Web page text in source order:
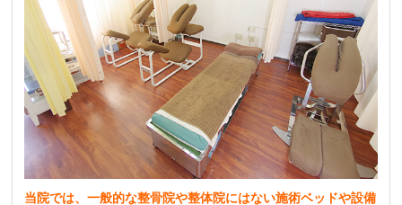
当院では、一般的な整骨院や整体院にはない施術ベッドや設備